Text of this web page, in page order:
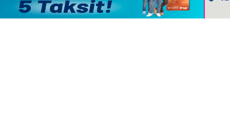
16:56 -İstanbul’da 4 CHP’li belediye başkanı
AK Parti’ye katılıyor